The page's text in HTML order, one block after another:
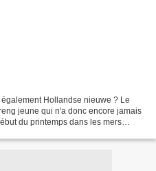
Hollandse nieuwe ? Le
jeune qui n'a donc encore jamais
du printemps dans les mers